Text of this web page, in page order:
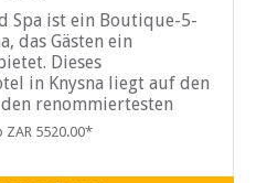
Spa ist ein Boutique-5-
das Gästen ein
Dieses
in Knysna liegt auf den
renommiertesten
zählen.
ZAR 5520.00*